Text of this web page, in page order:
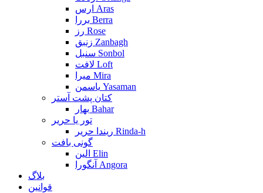
ارس Aras
بررا Berra
رز Rose
زنبق Zanbagh
سنبل Sonbol
لافت Loft
میرا Mira
یاسمن Yasaman
کتان پشت آستر
بهار Bahar
تور یا حریر
ریندا حریر Rinda-h
گونی بافت
الین Elin
آنگورا Angora
بلاگ
قوانین